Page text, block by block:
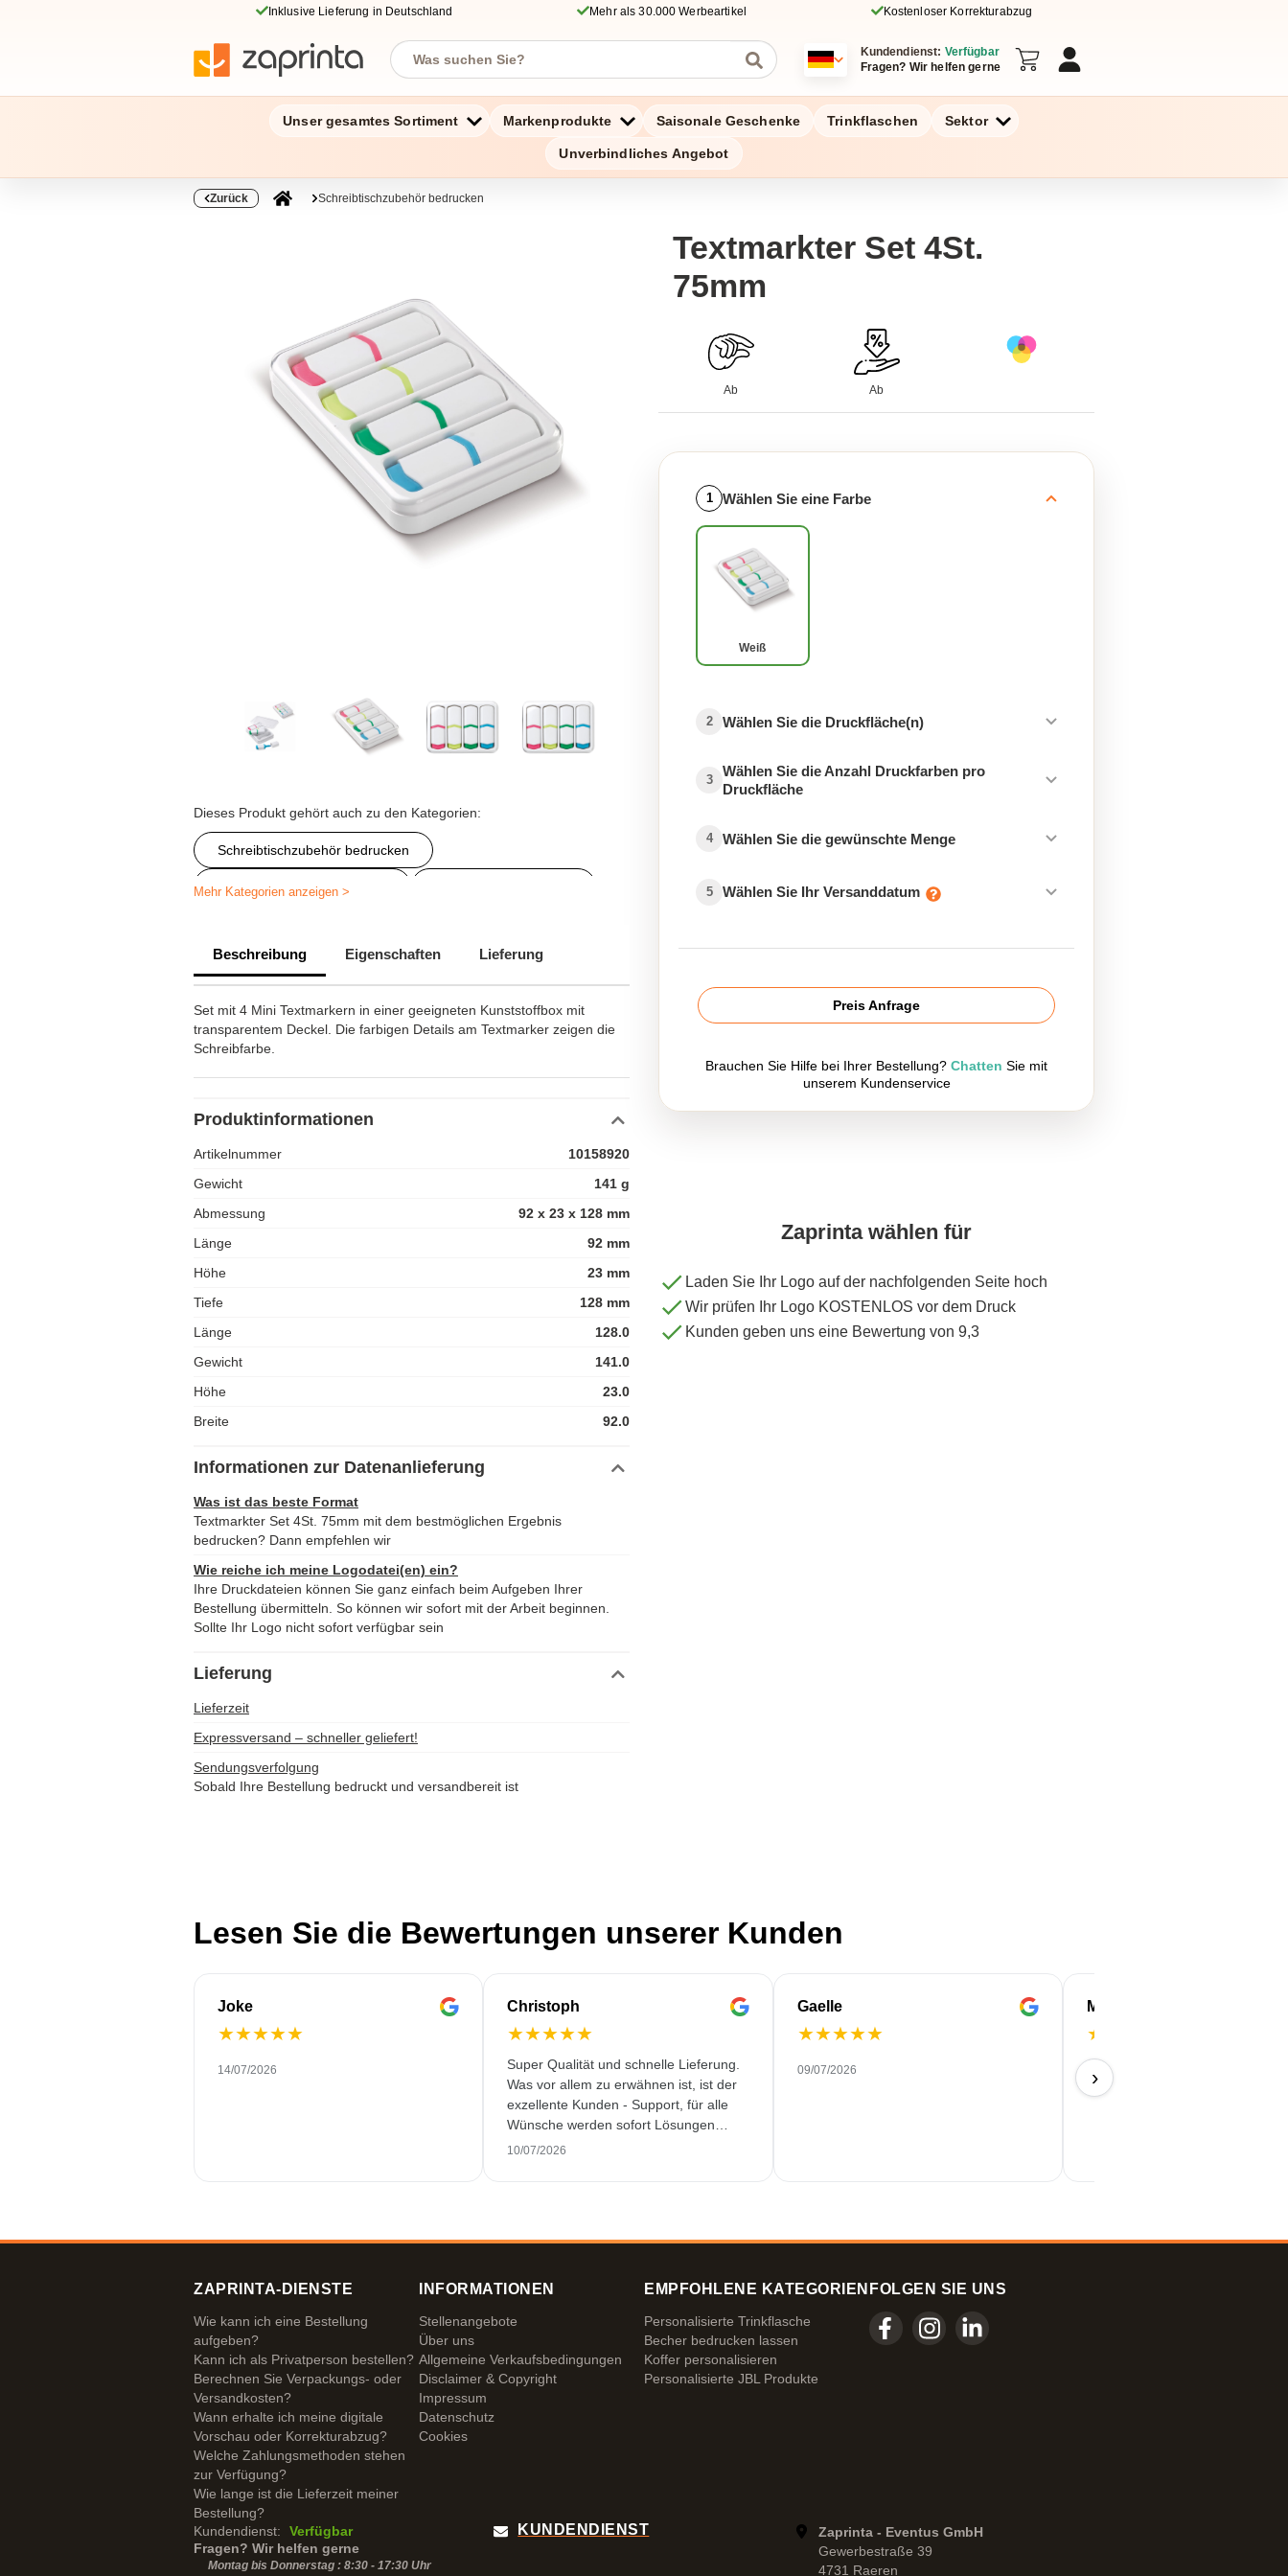
Inklusive Lieferung in Deutschland Mehr als 30.000 Werbeartikel Kostenloser Korrekturabzug
Kundendienst: Verfügbar
Fragen? Wir helfen gerne
Unser gesamtes Sortiment Markenprodukte Saisonale Geschenke Trinkflaschen Sektor
Unverbindliches Angebot
Zurück Schreibtischzubehör bedrucken
Dieses Produkt gehört auch zu den Kategorien:
Schreibtischzubehör bedrucken
Personalisierte Schreibware
Mehr Kategorien anzeigen >
Beschreibung Eigenschaften Lieferung
Set mit 4 Mini Textmarkern in einer geeigneten Kunststoffbox mit
transparentem Deckel. Die farbigen Details am Textmarker zeigen die
Schreibfarbe.
Produktinformationen
Artikelnummer
10158920
Gewicht
141 g
Abmessung
92 x 23 x 128 mm
Länge
92 mm
Höhe
23 mm
Tiefe
128 mm
Länge
128.0
Gewicht
141.0
Höhe
23.0
Breite
92.0
Informationen zur Datenanlieferung
Was ist das beste Format
Textmarkter Set 4St. 75mm mit dem bestmöglichen Ergebnis
bedrucken? Dann empfehlen wir
Wie reiche ich meine Logodatei(en) ein?
Ihre Druckdateien können Sie ganz einfach beim Aufgeben Ihrer
Bestellung übermitteln. So können wir sofort mit der Arbeit beginnen.
Sollte Ihr Logo nicht sofort verfügbar sein
Lieferung
Lieferzeit
Expressversand – schneller geliefert!
Sendungsverfolgung
Sobald Ihre Bestellung bedruckt und versandbereit ist
Textmarkter Set 4St.
75mm
Ab Ab
1 Wählen Sie eine Farbe
Weiß
2 Wählen Sie die Druckfläche(n)
3
Wählen Sie die Anzahl Druckfarben pro
Druckfläche
4 Wählen Sie die gewünschte Menge
5 Wählen Sie Ihr Versanddatum
Preis Anfrage
Brauchen Sie Hilfe bei Ihrer Bestellung? Chatten Sie mit
unserem Kundenservice
Zaprinta wählen für
Laden Sie Ihr Logo auf der nachfolgenden Seite hoch
Wir prüfen Ihr Logo KOSTENLOS vor dem Druck
Kunden geben uns eine Bewertung von 9,3
Lesen Sie die Bewertungen unserer Kunden
Joke
★★★★★
14/07/2026
Christoph
★★★★★
Super Qualität und schnelle Lieferung.
Was vor allem zu erwähnen ist, ist der
exzellente Kunden - Support, für alle
Wünsche werden sofort Lösungen
gefunden. Keine KI Gespräche. Sehr
10/07/2026
Gaelle
★★★★★
09/07/2026
Marleen
★
Sehr schöne Farben
09/07/2026
›
ZAPRINTA-DIENSTE
Wie kann ich eine Bestellung
aufgeben?
Kann ich als Privatperson bestellen?
Berechnen Sie Verpackungs- oder
Versandkosten?
Wann erhalte ich meine digitale
Vorschau oder Korrekturabzug?
Welche Zahlungsmethoden stehen
zur Verfügung?
Wie lange ist die Lieferzeit meiner
Bestellung?
INFORMATIONEN
Stellenangebote
Über uns
Allgemeine Verkaufsbedingungen
Disclaimer & Copyright
Impressum
Datenschutz
Cookies
EMPFOHLENE KATEGORIEN
Personalisierte Trinkflasche
Becher bedrucken lassen
Koffer personalisieren
Personalisierte JBL Produkte
FOLGEN SIE UNS
Kundendienst:
Verfügbar
Fragen? Wir helfen gerne
Montag bis Donnerstag : 8:30 - 17:30 Uhr
KUNDENDIENST
Zaprinta - Eventus GmbH
Gewerbestraße 39
4731 Raeren